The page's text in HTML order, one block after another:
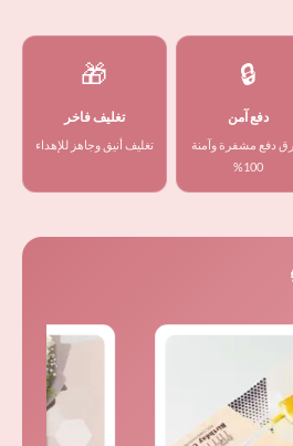
🔒
دفع آمن
دفع مشفرة وآمنة
100%
🎁
تغليف فاخر
تغليف أنيق وجاهز للإهداء